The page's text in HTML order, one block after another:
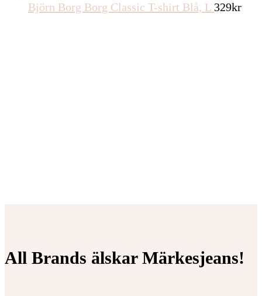
Björn Borg Borg Classic T-shirt Blå, L 329kr
All Brands älskar Märkesjeans!